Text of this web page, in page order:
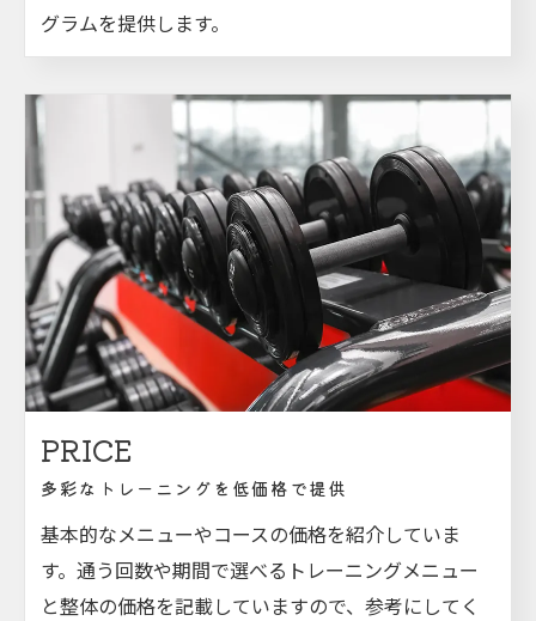
グラムを提供します。
PRICE
多彩なトレーニングを低価格で提供
基本的なメニューやコースの価格を紹介していま
す。通う回数や期間で選べるトレーニングメニュー
と整体の価格を記載していますので、参考にしてく